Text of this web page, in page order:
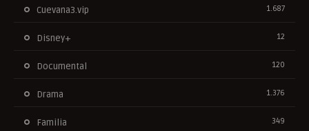
Cuevana3.vip 1.687
Disney+ 12
Documental 120
Drama 1.376
Familia 349